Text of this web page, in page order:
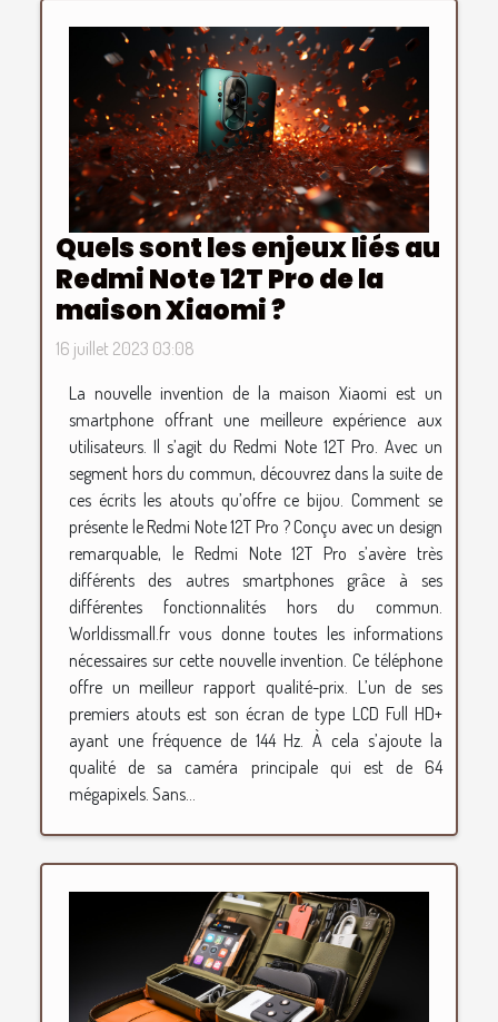
Quels sont les enjeux liés au
Redmi Note 12T Pro de la
maison Xiaomi ?
16 juillet 2023 03:08
La nouvelle invention de la maison Xiaomi est un
smartphone offrant une meilleure expérience aux
utilisateurs. Il s’agit du Redmi Note 12T Pro. Avec un
segment hors du commun, découvrez dans la suite de
ces écrits les atouts qu’offre ce bijou. Comment se
présente le Redmi Note 12T Pro ? Conçu avec un design
remarquable, le Redmi Note 12T Pro s’avère très
différents des autres smartphones grâce à ses
différentes fonctionnalités hors du commun.
Worldissmall.fr vous donne toutes les informations
nécessaires sur cette nouvelle invention. Ce téléphone
offre un meilleur rapport qualité-prix. L’un de ses
premiers atouts est son écran de type LCD Full HD+
ayant une fréquence de 144 Hz. À cela s’ajoute la
qualité de sa caméra principale qui est de 64
mégapixels. Sans...